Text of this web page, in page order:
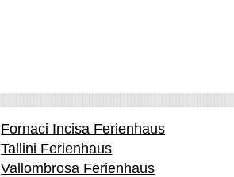
Fornaci Incisa Ferienhaus
Tallini Ferienhaus
Vallombrosa Ferienhaus